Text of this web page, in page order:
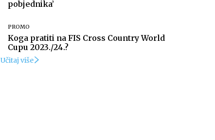
pobjednika’
PROMO
Koga pratiti na FIS Cross Country World
Cupu 2023./24.?
Učitaj više